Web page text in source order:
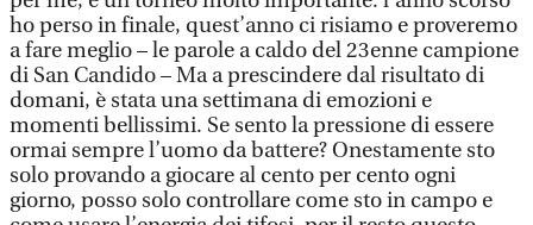
ho perso in finale, quest’anno ci risiamo e proveremo
a fare meglio – le parole a caldo del 23enne campione
di San Candido – Ma a prescindere dal risultato di
domani, è stata una settimana di emozioni e
momenti bellissimi. Se sento la pressione di essere
ormai sempre l’uomo da battere? Onestamente sto
solo provando a giocare al cento per cento ogni
giorno, posso solo controllare come sto in campo e